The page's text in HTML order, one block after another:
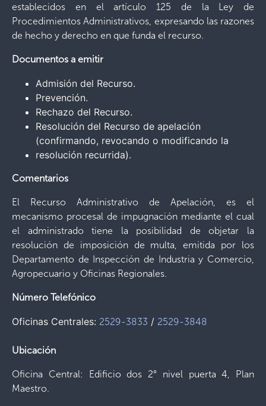
establecidos en el artículo 125 de la Ley de
Procedimientos Administrativos, expresando las razones
de hecho y derecho en que funda el recurso.
Documentos a emitir
Admisión del Recurso.
Prevención.
Rechazo del Recurso.
Resolución del Recurso de apelación
(confirmando, revocando o modificando la
resolución recurrida).
Comentarios
El Recurso Administrativo de Apelación, es el
mecanismo procesal de impugnación mediante el cual
el administrado tiene la posibilidad de objetar la
resolución de imposición de multa, emitida por los
Departamento de Inspección de Industria y Comercio,
Agropecuario y Oficinas Regionales.
Número Telefónico
Oficinas Centrales: 2529-3833 / 2529-3848
Ubicación
Oficina Central: Edificio dos 2° nivel puerta 4, Plan
Maestro.